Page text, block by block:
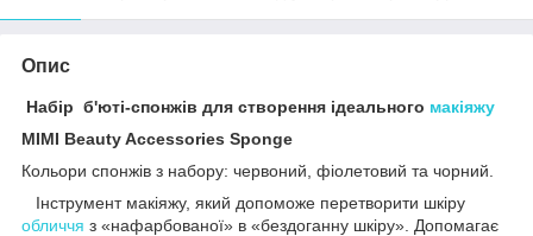
Опис
Набір б'юті-спонжів для створення ідеального макіяжу
MIMI Beauty Accessories Sponge
Кольори спонжів з набору: червоний, фіолетовий та чорний.
Інструмент макіяжу, який допоможе перетворити шкіру
обличчя з «нафарбованої» в «бездоганну шкіру». Допомагає